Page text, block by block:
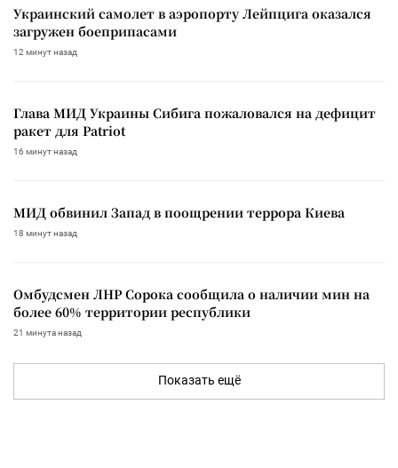
Украинский самолет в аэропорту Лейпцига оказался
загружен боеприпасами
12 минут назад
Глава МИД Украины Сибига пожаловался на дефицит
ракет для Patriot
16 минут назад
МИД обвинил Запад в поощрении террора Киева
18 минут назад
Омбудсмен ЛНР Сорока сообщила о наличии мин на
более 60% территории республики
21 минута назад
Показать ещё